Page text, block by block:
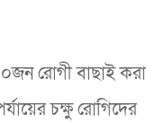
রোগী বাছাই করা
চক্ষু রোগিদের